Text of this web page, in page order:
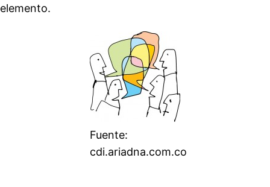
elemento.
Fuente:
cdi.ariadna.com.co